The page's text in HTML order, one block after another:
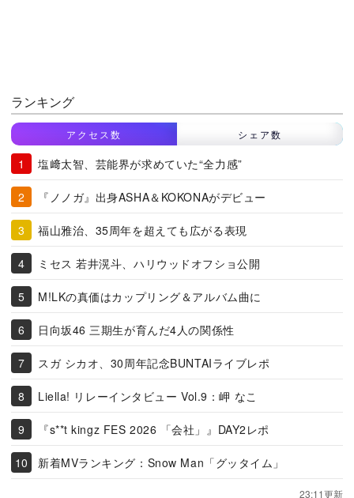
ランキング
アクセス数 シェア数
塩﨑太智、芸能界が求めていた“全力感”
『ノノガ』出身ASHA＆KOKONAがデビュー
福山雅治、35周年を超えても広がる表現
ミセス 若井滉斗、ハリウッドオフショ公開
M!LKの真価はカップリング＆アルバム曲に
日向坂46 三期生が育んだ4人の関係性
スガ シカオ、30周年記念BUNTAIライブレポ
Liella! リレーインタビュー Vol.9：岬 なこ
『s**t kingz FES 2026 「会社」』DAY2レポ
新着MVランキング：Snow Man「グッタイム」
23:11更新